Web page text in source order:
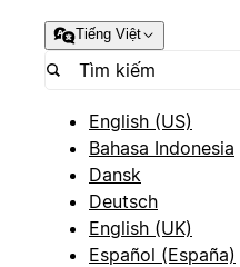
Tiếng Việt
English (US)
Bahasa Indonesia
Dansk
Deutsch
English (UK)
Español (España)